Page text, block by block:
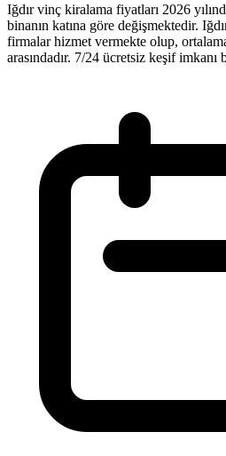
Iğdır vinç kiralama fiyatları 2026
binanın katına göre değişmektedir.
firmalar hizmet vermekte olup,
arasındadır. 7/24 ücretsiz keşif imkanı